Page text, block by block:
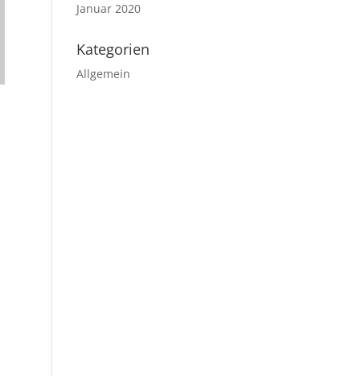
Januar 2020
Kategorien
Allgemein